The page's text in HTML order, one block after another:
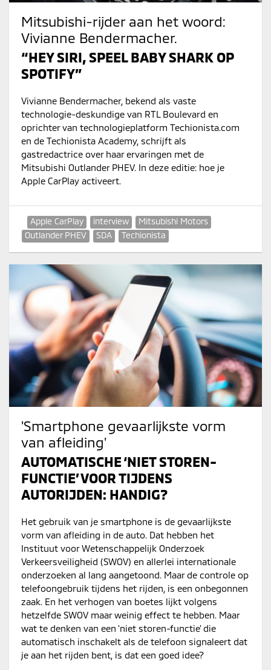
Mitsubishi-rijder aan het woord:
Vivianne Bendermacher.
“HEY SIRI, SPEEL BABY SHARK OP
SPOTIFY”
Vivianne Bendermacher, bekend als vaste
technologie-deskundige van RTL Boulevard en
oprichter van technologieplatform Techionista.com
en de Techionista Academy, schrijft als
gastredactrice over haar ervaringen met de
Mitsubishi Outlander PHEV. In deze editie: hoe je
Apple CarPlay activeert.
Apple CarPlay interview
Mitsubishi Motors
Outlander PHEV
SDA Techionista
'Smartphone gevaarlijkste vorm
van afleiding'
AUTOMATISCHE ‘NIET STOREN-
FUNCTIE’ VOOR TIJDENS
AUTORIJDEN: HANDIG?
Het gebruik van je smartphone is de gevaarlijkste
vorm van afleiding in de auto. Dat hebben het
Instituut voor Wetenschappelijk Onderzoek
Verkeersveiligheid (SWOV) en allerlei internationale
onderzoeken al lang aangetoond. Maar de controle op
telefoongebruik tijdens het rijden, is een onbegonnen
zaak. En het verhogen van boetes lijkt volgens
hetzelfde SWOV maar weinig effect te hebben. Maar
wat te denken van een 'niet storen-functie' die
automatisch inschakelt als de telefoon signaleert dat
je aan het rijden bent, is dat een goed idee?